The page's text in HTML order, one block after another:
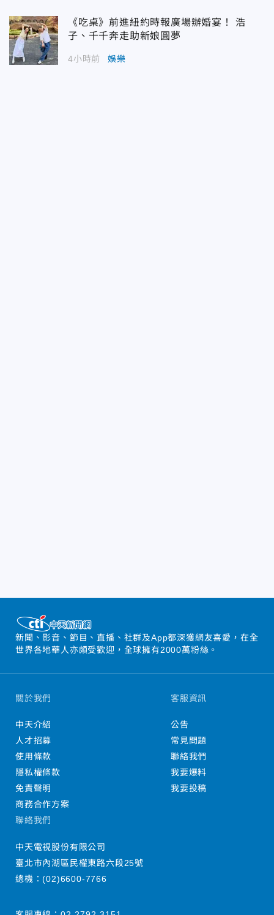
《吃桌》前進紐約時報廣場辦婚宴！ 浩
子、千千奔走助新娘圓夢
4小時前 娛樂
新聞、影音、節目、直播、社群及App都深獲網友喜愛，在全
世界各地華人亦頗受歡迎，全球擁有2000萬粉絲。
關於我們
中天介紹
人才招募
使用條款
隱私權條款
免責聲明
商務合作方案
客服資訊
公告
常見問題
聯絡我們
我要爆料
我要投稿
聯絡我們
中天電視股份有限公司
臺北市內湖區民權東路六段25號
總機：(02)6600-7766